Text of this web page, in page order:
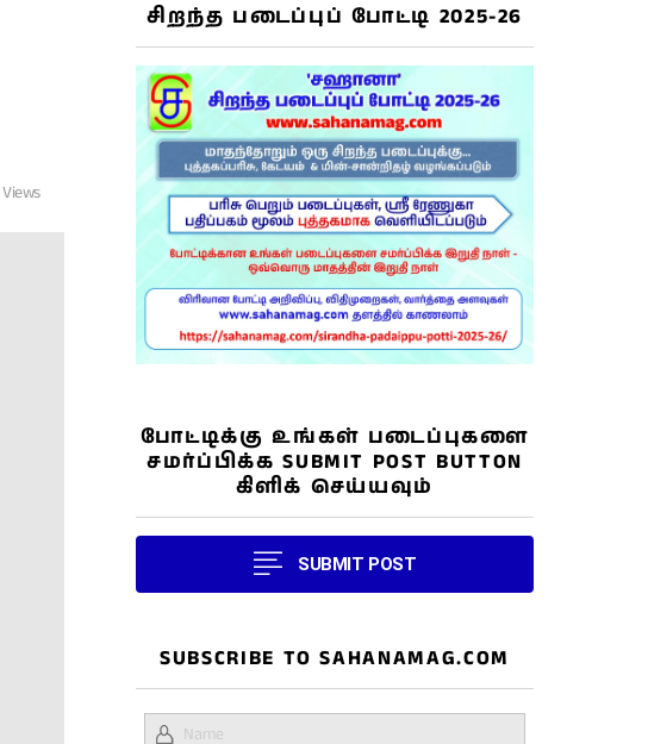
Views
சிறந்த படைப்புப் போட்டி 2025-26
போட்டிக்கு உங்கள் படைப்புகளை
சமர்ப்பிக்க SUBMIT POST BUTTON
கிளிக் செய்யவும்
SUBMIT POST
SUBSCRIBE TO SAHANAMAG.COM